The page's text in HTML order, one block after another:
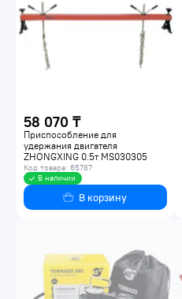
58 070 ₸
Приспособление для
удержания двигателя
ZHONGXING 0.5т MS030305
Код товара: 65787
В наличии
В корзину